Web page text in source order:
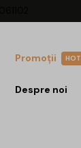
HOT
Promoții
Despre noi